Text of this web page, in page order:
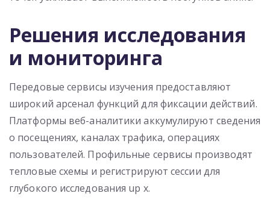
Решения исследования
и мониторинга
Передовые сервисы изучения предоставляют
широкий арсенал функций для фиксации действий.
Платформы веб-аналитики аккумулируют сведения
о посещениях, каналах трафика, операциях
пользователей. Профильные сервисы производят
тепловые схемы и регистрируют сессии для
глубокого исследования up x.